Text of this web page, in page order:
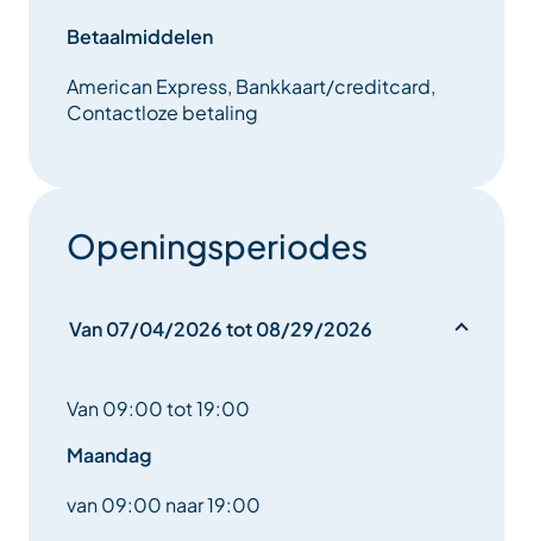
Betaalmiddelen
American Express, Bankkaart/creditcard,
Contactloze betaling
Openingsperiodes
Van 07/04/2026 tot 08/29/2026
Van 09:00 tot 19:00
Maandag
van 09:00 naar 19:00